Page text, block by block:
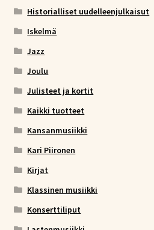
Historialliset uudelleenjulkaisut
Iskelmä
Jazz
Joulu
Julisteet ja kortit
Kaikki tuotteet
Kansanmusiikki
Kari Piironen
Kirjat
Klassinen musiikki
Konserttiliput